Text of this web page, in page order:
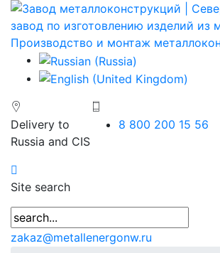
Delivery to
Russia and CIS
8 800 200 15 56
Site search
zakaz@metallenergonw.ru